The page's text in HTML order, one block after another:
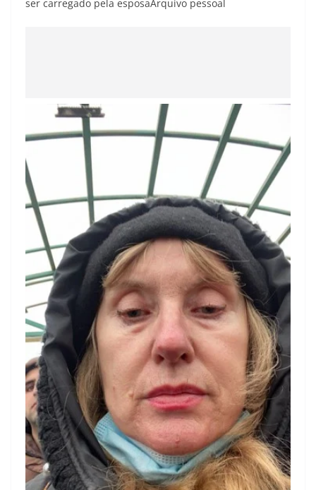
ser carregado pela esposaArquivo pessoal